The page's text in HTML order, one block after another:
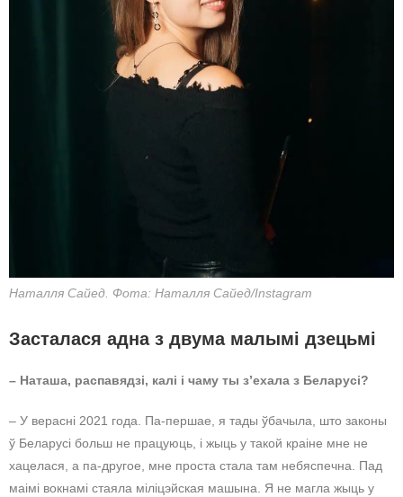
Наталля Сайед. Фота: Наталля Сайед/Instagram
Засталася адна з двума малымі дзецьмі
– Наташа, распавядзі, калі і чаму ты з’ехала з Беларусі?
– У верасні 2021 года. Па-першае, я тады ўбачыла, што законы
ў Беларусі больш не працуюць, і жыць у такой краіне мне не
хацелася, а па-другое, мне проста стала там небяспечна. Пад
маімі вокнамі стаяла міліцэйская машына. Я не магла жыць у